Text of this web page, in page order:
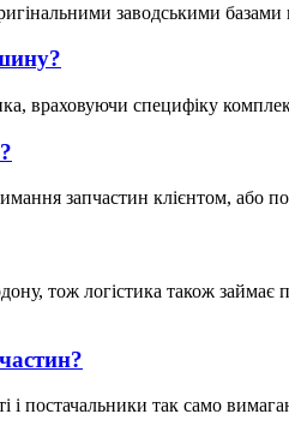
заводськими
враховуючи специфіку
запчастин клієнтом, або
тож логістика також
постачальники так само